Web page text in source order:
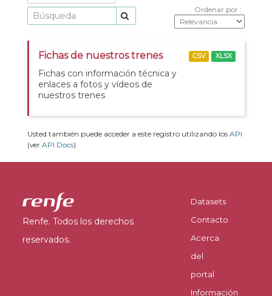
Ordenar por
Fichas de nuestros trenes
Fichas con información técnica y
enlaces a fotos y vídeos de
nuestros trenes
CSV XLSX
Usted también puede acceder a este registro utilizando los API
(ver API Docs).
Renfe. Todos los derechos
reservados.
Datasets
Contacto
Acerca
del
portal
Información